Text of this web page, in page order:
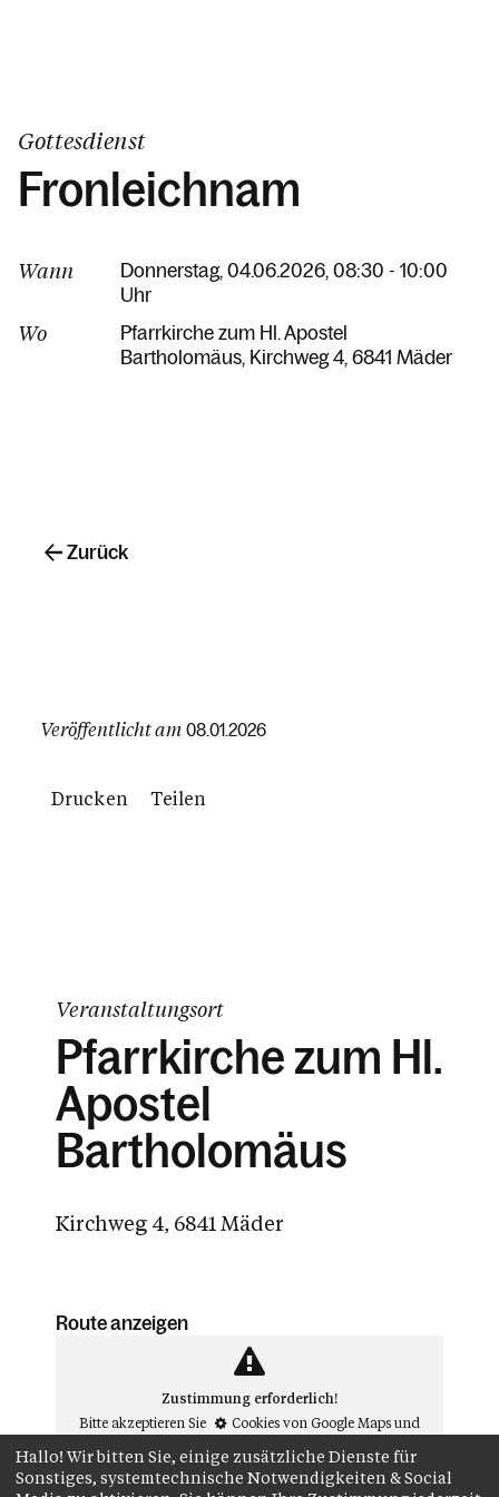
Gottesdienst
Fronleichnam
Wann
Donnerstag, 04.06.2026, 08:30 - 10:00
Uhr
Wo
Pfarrkirche zum Hl. Apostel
Bartholomäus Kirchweg 4 6841 Mäder
Veröffentlicht am 08.01.2026
Drucken Teilen
Zurück
Veranstaltungsort
Pfarrkirche zum Hl.
Apostel
Bartholomäus
Kirchweg 4, 6841 Mäder
Route anzeigen
Zustimmung erforderlich!
Bitte akzeptieren Sie
Cookies von Google Mapsund
können.##
Hallo! Wir bitten Sie, einige zusätzliche Dienste für
Sonstiges, systemtechnische Notwendigkeiten & Social